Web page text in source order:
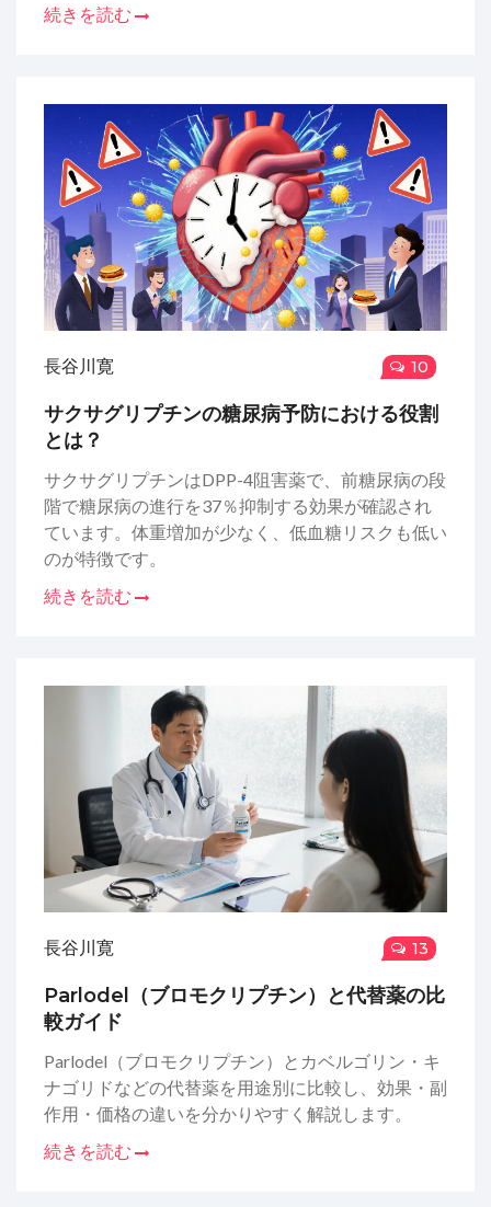
続きを読む
長谷川寛 10
サクサグリプチンの糖尿病予防における役割
とは？
サクサグリプチンはDPP-4阻害薬で、前糖尿病の段
階で糖尿病の進行を37％抑制する効果が確認され
ています。体重増加が少なく、低血糖リスクも低い
のが特徴です。
続きを読む
長谷川寛 13
Parlodel（ブロモクリプチン）と代替薬の比
較ガイド
Parlodel（ブロモクリプチン）とカベルゴリン・キ
ナゴリドなどの代替薬を用途別に比較し、効果・副
作用・価格の違いを分かりやすく解説します。
続きを読む